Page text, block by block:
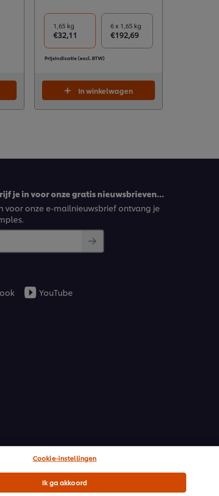
1,65 kg
€32,11
6 x 1,65 kg
€192,69
Prijsindicatie (excl. BTW)
In winkelwagen
je in voor onze gratis nieuwsbrieven…
voor onze e-mailnieuwsbrief ontvang je
YouTube
Cookie-instellingen
Ik ga akkoord